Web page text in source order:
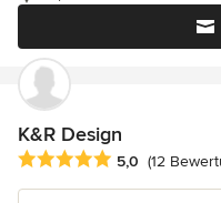
K&R Design
Durchschnittliche
5,0 (12